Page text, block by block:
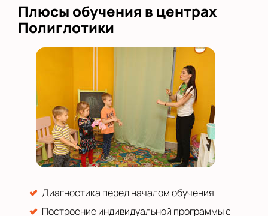
Плюсы обучения в центрах
Полиглотики
Диагностика перед началом обучения
Построение индивидуальной программы с